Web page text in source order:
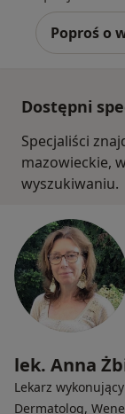
Poproś o
Dostępni
Specjaliści
mazowieckie,
wyszukiwaniu.
lek. Anna
Lekarz
Dermatolog,